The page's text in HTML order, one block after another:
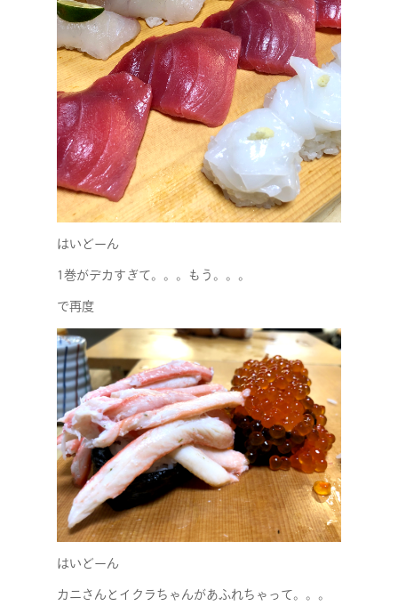
はいどーん
1巻がデカすぎて。。。もう。。。
で再度
はいどーん
カニさんとイクラちゃんがあふれちゃって。。。